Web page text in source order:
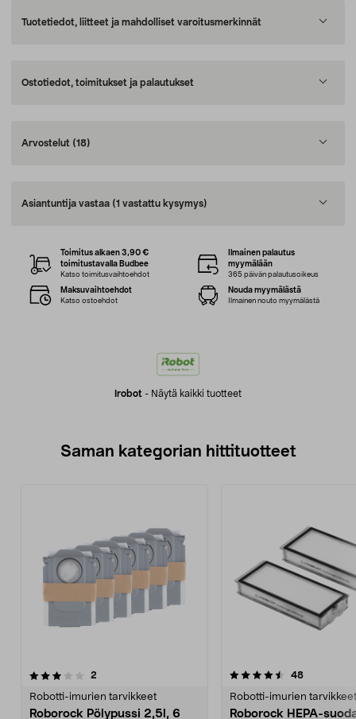
Tuotetiedot, liitteet ja mahdolliset varoitusmerkinnät
Ostotiedot, toimitukset ja palautukset
Arvostelut (18)
Asiantuntija vastaa (1 vastattu kysymys)
Irobot - Näytä kaikki tuotteet
Toimitus alkaen 3,90 €
toimitustavalla Budbee
Katso toimitusvaihtoehdot
Ilmainen palautus
myymälään
365 päivän palautusoikeus
Maksuvaihtoehdot
Katso ostoehdot
Nouda myymälästä
Ilmainen nouto myymälästä
Saman kategorian hittituotteet
2
Robotti-imurien tarvikkeet
Roborock Pölypussi 2,5l, 6
4.5 viidestä
48arvostelut
Robotti-imurien tarvikkeet
Roborock HEPA-
4.5 viidestä